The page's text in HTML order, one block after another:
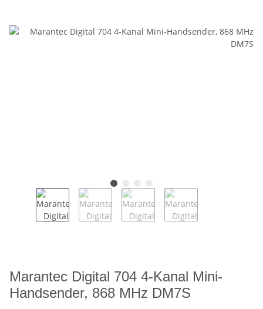
Marantec Digital 704 4-Kanal Mini-
Handsender, 868 MHz DM7S